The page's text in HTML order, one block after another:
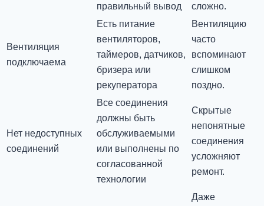
правильный вывод
сложно.
Вентиляция
подключаема
Есть питание
вентиляторов,
таймеров, датчиков,
бризера или
рекуператора
Вентиляцию
часто
вспоминают
слишком
поздно.
Нет недоступных
соединений
Все соединения
должны быть
обслуживаемыми
или выполнены по
согласованной
технологии
Скрытые
непонятные
соединения
усложняют
ремонт.
Даже